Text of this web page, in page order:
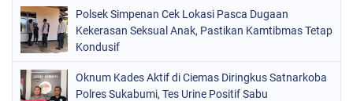
Polsek Simpenan Cek Lokasi Pasca Dugaan
Kekerasan Seksual Anak, Pastikan Kamtibmas Tetap
Kondusif
Oknum Kades Aktif di Ciemas Diringkus Satnarkoba
Polres Sukabumi, Tes Urine Positif Sabu